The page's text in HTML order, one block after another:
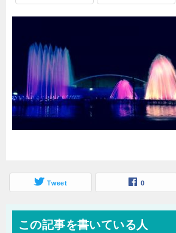
Tweet 0
この記事を書いている人